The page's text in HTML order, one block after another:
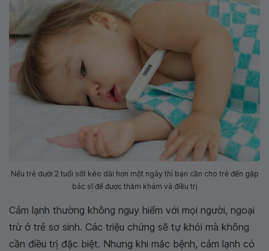
Nếu trẻ dưới 2 tuổi sốt kéo dài hơn một ngày thì bạn cần cho trẻ đến gặp
bác sĩ để được thăm khám và điều trị
Cảm lạnh thường không nguy hiểm với mọi người, ngoại
trừ ở trẻ sơ sinh. Các triệu chứng sẽ tự khỏi mà không
cần điều trị đặc biệt. Nhưng khi mắc bệnh, cảm lạnh có